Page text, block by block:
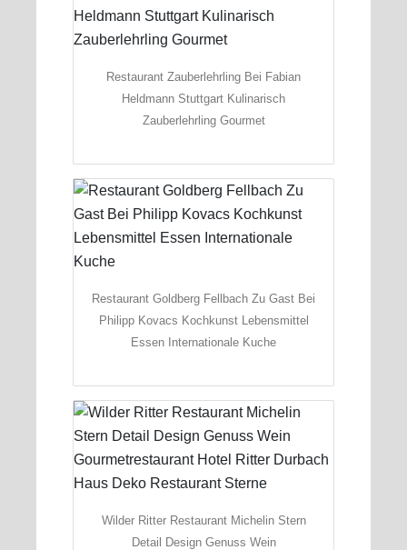
Restaurant Zauberlehrling Bei Fabian
Heldmann Stuttgart Kulinarisch
Zauberlehrling Gourmet
Restaurant Goldberg Fellbach Zu Gast Bei
Philipp Kovacs Kochkunst Lebensmittel
Essen Internationale Kuche
Wilder Ritter Restaurant Michelin Stern
Detail Design Genuss Wein